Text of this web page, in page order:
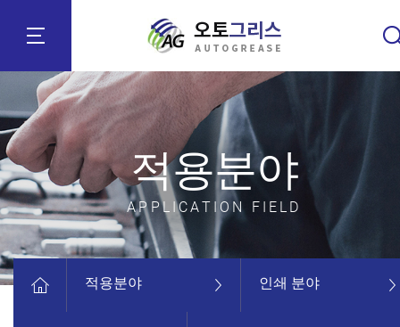
적용분야
APPLICATION FIELD
적용분야 인쇄 분야